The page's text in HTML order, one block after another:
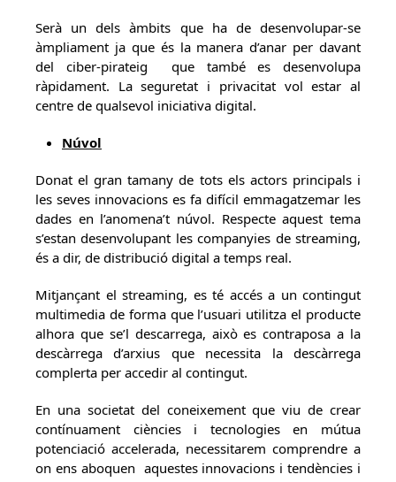
Serà un dels àmbits que ha de desenvolupar-se
àmpliament ja que és la manera d’anar per davant
del ciber-pirateig que també es desenvolupa
ràpidament. La seguretat i privacitat vol estar al
centre de qualsevol iniciativa digital.
Núvol
Donat el gran tamany de tots els actors principals i
les seves innovacions es fa difícil emmagatzemar les
dades en l’anomena’t núvol. Respecte aquest tema
s’estan desenvolupant les companyies de streaming,
és a dir, de distribució digital a temps real.
Mitjançant el streaming, es té accés a un contingut
multimedia de forma que l’usuari utilitza el producte
alhora que se’l descarrega, això es contraposa a la
descàrrega d’arxius que necessita la descàrrega
complerta per accedir al contingut.
En una societat del coneixement que viu de crear
contínuament ciències i tecnologies en mútua
potenciació accelerada, necessitarem comprendre a
on ens aboquen aquestes innovacions i tendències i